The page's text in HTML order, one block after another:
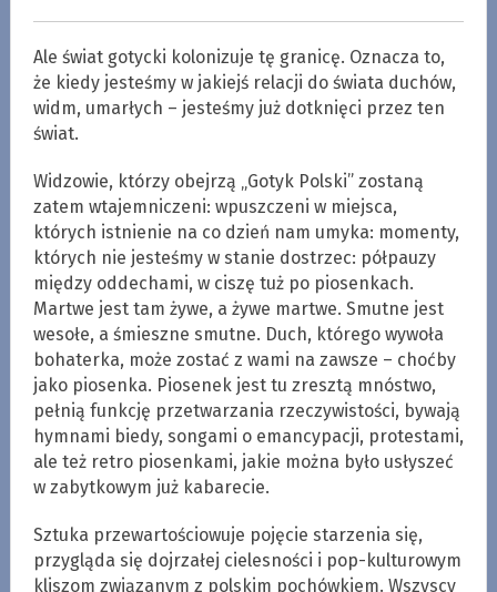
Ale świat gotycki kolonizuje tę granicę. Oznacza to,
że kiedy jesteśmy w jakiejś relacji do świata duchów,
widm, umarłych – jesteśmy już dotknięci przez ten
świat.
Widzowie, którzy obejrzą „Gotyk Polski” zostaną
zatem wtajemniczeni: wpuszczeni w miejsca,
których istnienie na co dzień nam umyka: momenty,
których nie jesteśmy w stanie dostrzec: półpauzy
między oddechami, w ciszę tuż po piosenkach.
Martwe jest tam żywe, a żywe martwe. Smutne jest
wesołe, a śmieszne smutne. Duch, którego wywoła
bohaterka, może zostać z wami na zawsze – choćby
jako piosenka. Piosenek jest tu zresztą mnóstwo,
pełnią funkcję przetwarzania rzeczywistości, bywają
hymnami biedy, songami o emancypacji, protestami,
ale też retro piosenkami, jakie można było usłyszeć
w zabytkowym już kabarecie.
Sztuka przewartościowuje pojęcie starzenia się,
przygląda się dojrzałej cielesności i pop-kulturowym
kliszom związanym z polskim pochówkiem. Wszyscy